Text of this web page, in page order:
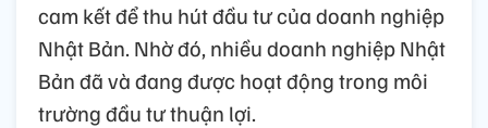
cam kết để thu hút đầu tư của doanh nghiệp
Nhật Bản. Nhờ đó, nhiều doanh nghiệp Nhật
Bản đã và đang được hoạt động trong môi
trường đầu tư thuận lợi.